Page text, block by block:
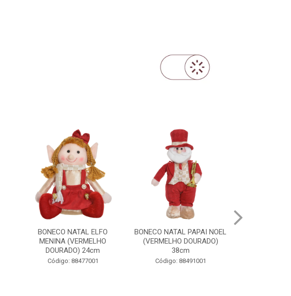
BONECO NATAL PAPAI NOEL
(VERMELHO DOURADO)
38cm
Código: 88491001
BONECO DE NEVE NATAL
(VERMELHO DOURADO)
40cm
Código: 88493001